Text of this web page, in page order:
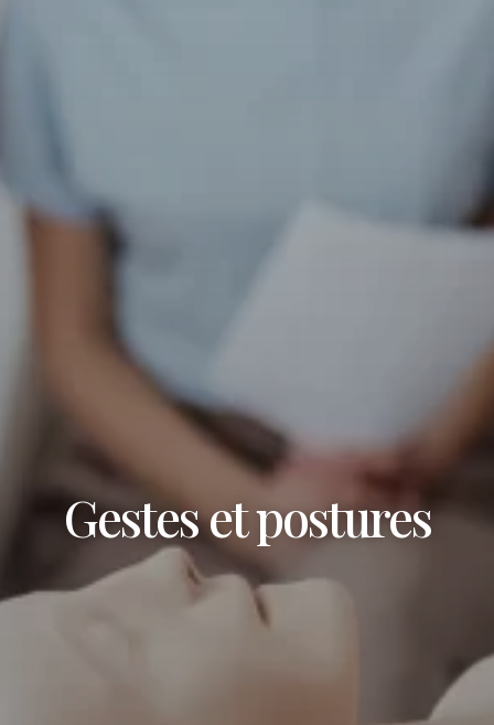
Gestes et postures